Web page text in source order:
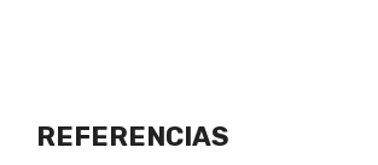
REFERENCIAS